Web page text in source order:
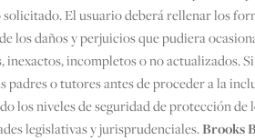
El usuario deberá rellenar los
los daños y perjuicios que pudiera
incompletos o no actualizados.
padres o tutores antes de proceder a la
los niveles de seguridad de protección
legislativas y jurisprudenciales.Brooks